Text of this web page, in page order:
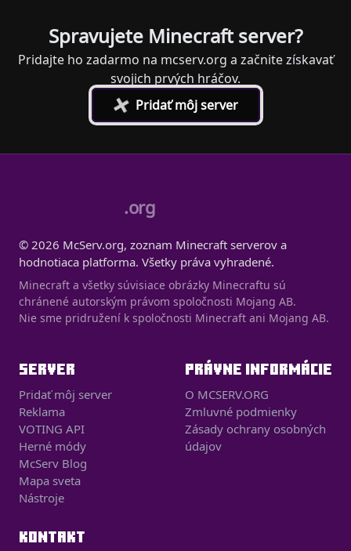
Spravujete Minecraft server?
Pridajte ho zadarmo na mcserv.org a začnite získavať
svojich prvých hráčov.
+Pridať môj server
.org
© 2026 McServ.org, zoznam Minecraft serverov a
hodnotiaca platforma. Všetky práva vyhradené.
Minecraft a všetky súvisiace obrázky Minecraftu sú
chránené autorským právom spoločnosti Mojang AB.
Nie sme pridružení k spoločnosti Minecraft ani Mojang AB.
SERVER
Pridať môj server
Reklama
VOTING API
Herné módy
McServ Blog
Mapa sveta
Nástroje
PRÁVNE INFORMÁCIE
O MCSERV.ORG
Zmluvné podmienky
Zásady ochrany osobných
údajov
KONTAKT